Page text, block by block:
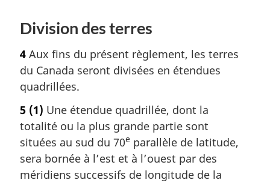
Division des terres
4 Aux fins du présent règlement, les terres
du Canada seront divisées en étendues
quadrillées.
5 (1) Une étendue quadrillée, dont la
totalité ou la plus grande partie sont
situées au sud du 70e parallèle de latitude,
sera bornée à l’est et à l’ouest par des
méridiens successifs de longitude de la